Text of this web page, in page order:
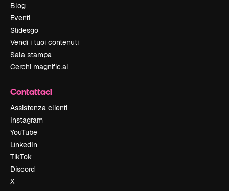
Blog
Eventi
Slidesgo
Vendi i tuoi contenuti
Sala stampa
Cerchi magnific.ai
Contattaci
Assistenza clienti
Instagram
YouTube
LinkedIn
TikTok
Discord
X